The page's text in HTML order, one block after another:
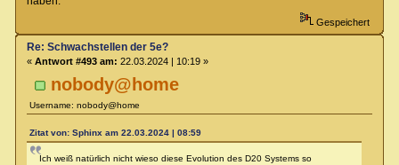
Gespeichert
nobody@home
Username: nobody@home
Re: Schwachstellen der 5e?
« Antwort #493 am: 22.03.2024 | 10:19 »
Zitat von: Sphinx am 22.03.2024 | 08:59
Ich weiß natürlich nicht wieso diese Evolution des D20 Systems so